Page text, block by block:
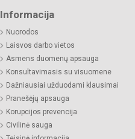
Informacija
Nuorodos
Laisvos darbo vietos
Asmens duomenų apsauga
Konsultavimasis su visuomene
Dažniausiai užduodami klausimai
Pranešėjų apsauga
Korupcijos prevencija
Civilinė sauga